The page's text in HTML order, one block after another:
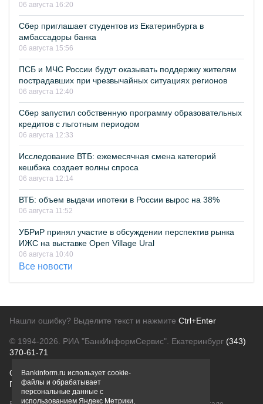
06 августа 16:20
Сбер приглашает студентов из Екатеринбурга в
амбассадоры банка
06 августа 15:56
ПСБ и МЧС России будут оказывать поддержку жителям
пострадавших при чрезвычайных ситуациях регионов
06 августа 12:40
Сбер запустил собственную программу образовательных
кредитов с льготным периодом
06 августа 12:33
Исследование ВТБ: ежемесячная смена категорий
кешбэка создает волны спроса
06 августа 12:14
ВТБ: объем выдачи ипотеки в России вырос на 38%
06 августа 11:52
УБРиР принял участие в обсуждении перспектив рынка
ИЖС на выставке Open Village Ural
06 августа 10:40
Все новости
Нашли ошибку? Выделите текст и нажмите Ctrl+Enter
© 1994-2026. РИА "БанкИнформСервис". Екатеринбург (343)
370-61-71
О проектеПолитика конфиденциальности
Правовая информацияДля рекламодателей
Bankinform.ru использует cookie-
файлы и обрабатывает
персональные данные с
использованием Яндекс Метрики,